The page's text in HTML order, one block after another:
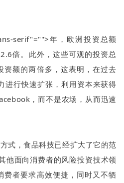
serif"="">年，欧洲投资总额
2.6倍。此外，这些可观的投资总
资额的两倍多，这表明，在过去
进行快速扩张，利用资本来获得
，而不是农场，从而迅速
式，食品科技已经扩大了它的范
他面向消费者的风险投资技术领
费者要求高效便捷，同时又不牺